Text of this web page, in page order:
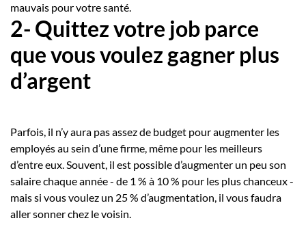
mauvais pour votre santé.
2- Quittez votre job parce
que vous voulez gagner plus
d’argent
Parfois, il n’y aura pas assez de budget pour augmenter les
employés au sein d’une firme, même pour les meilleurs
d’entre eux. Souvent, il est possible d’augmenter un peu son
salaire chaque année - de 1 % à 10 % pour les plus chanceux -
mais si vous voulez un 25 % d’augmentation, il vous faudra
aller sonner chez le voisin.